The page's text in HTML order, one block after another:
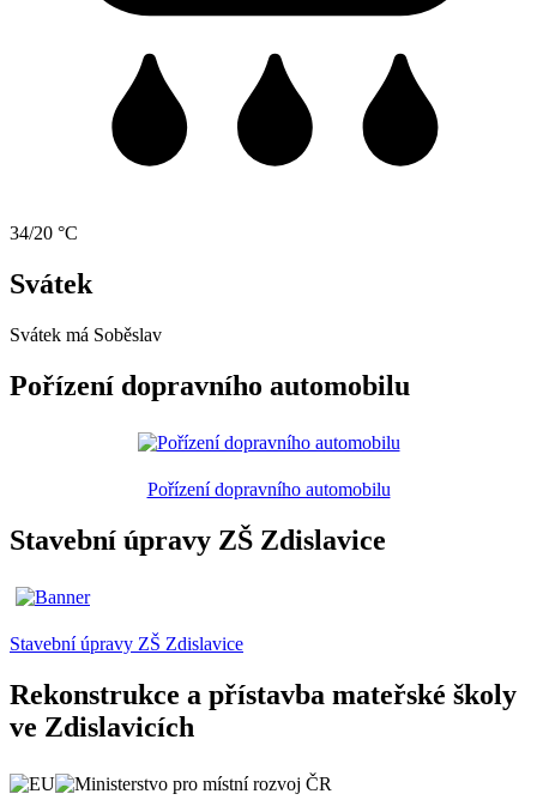
34/20 °C
Svátek
Svátek má Soběslav
Pořízení dopravního automobilu
Pořízení dopravního automobilu
Stavební úpravy ZŠ Zdislavice
Stavební úpravy ZŠ Zdislavice
Rekonstrukce a přístavba mateřské školy
ve Zdislavicích